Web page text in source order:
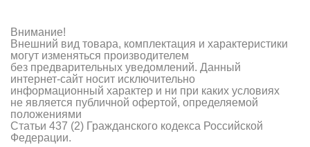
Зарядные устройства и блоки питания
Двигатели
Технические жидкости
Инструмент,измерительные приборы,расходники
Внимание!
Внешний вид товара, комплектация и характеристики
могут изменяться производителем
без предварительных уведомлений. Данный
интернет-сайт носит исключительно
информационный характер и ни при каких условиях
не является публичной офертой, определяемой
положениями
Статьи 437 (2) Гражданского кодекса Российской
Федерации.